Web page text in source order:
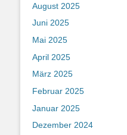
August 2025
Juni 2025
Mai 2025
April 2025
März 2025
Februar 2025
Januar 2025
Dezember 2024